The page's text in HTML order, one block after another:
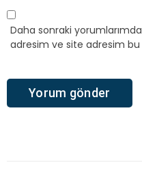
Daha sonraki
adresim ve site adresim bu